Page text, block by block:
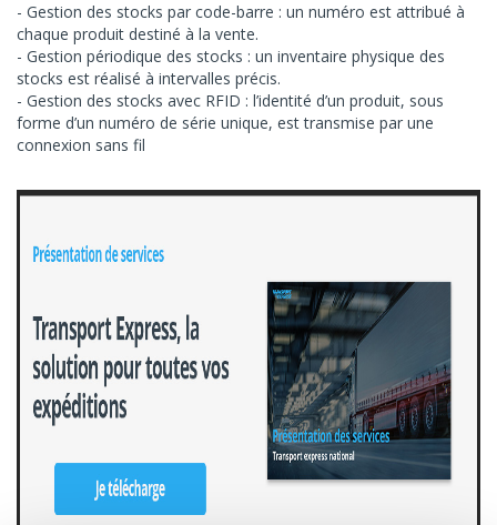
Gestion des stocks par code-barre : un numéro est attribué à
chaque produit destiné à la vente.
Gestion périodique des stocks : un inventaire physique des
stocks est réalisé à intervalles précis.
Gestion des stocks avec RFID : l’identité d’un produit, sous
forme d’un numéro de série unique, est transmise par une
connexion sans fil